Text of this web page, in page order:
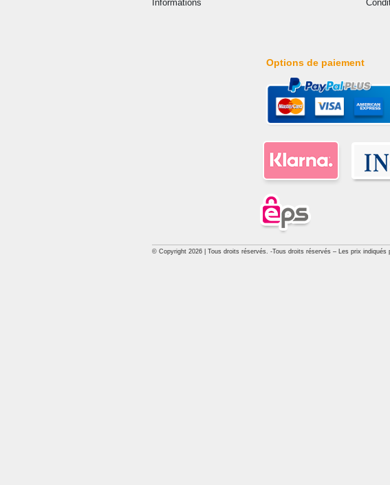
Informations
Options de paiement
© Copyright 2026 | Tous droits réservés. -Tous droits réservés – Les prix